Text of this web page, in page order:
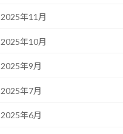
2025年11月
2025年10月
2025年9月
2025年7月
2025年6月